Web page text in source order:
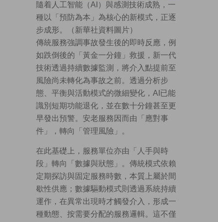
隨着人工智能（AI）與感測技術成熟，一
種以「預防為本」為核心的新模式，正逐
步成形。（新華社資料圖片）
傳統服務強調事故發生後的即時反應，例
如跌倒後的「黃金一分鐘」救援，新一代
技術透過持續數據監測，將介入點提前至
風險尚未轉化為事故之前。透過分析步
態、平衡與活動模式的微細變化，AI已能
識別短期功能退化，並在數十分鐘甚至更
早發出預警。安老服務因而由「應對事
件」，轉向「管理風險」。
在此基礎上，服務單位亦由「人手與時
段」轉向「數據與狀態」。傳統模式依賴
定期探訪與固定服務時數，本質上屬於間
歇性供應；數據驅動模式則透過系統持續
運作，在異常出現時才觸發介入，形成一
種動態、按需要分配的服務邏輯。這不僅